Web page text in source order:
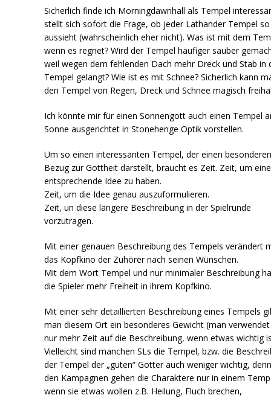
Sicherlich finde ich Morningdawnhall als Tempel
stellt sich sofort die Frage, ob jeder Lathander Tempel so
aussieht (wahrscheinlich eher nicht). Was ist mit dem
wenn es regnet? Wird der Tempel häufiger sauber
weil wegen dem fehlenden Dach mehr Dreck und Stab in
Tempel gelangt? Wie ist es mit Schnee? Sicherlich kann
den Tempel von Regen, Dreck und Schnee magisch
Ich könnte mir für einen Sonnengott auch einen Tempel
Sonne ausgerichtet in Stonehenge Optik vorstellen.
Um so einen interessanten Tempel, der einen
Bezug zur Gottheit darstellt, braucht es Zeit. Zeit, um eine
entsprechende Idee zu haben.
Zeit, um die Idee genau auszuformulieren.
Zeit, un diese längere Beschreibung in der Spielrunde
vorzutragen.
Mit einer genauen Beschreibung des Tempels verändert
das Kopfkino der Zuhörer nach seinen Wünschen.
Mit dem Wort Tempel und nur minimaler Beschreibung
die Spieler mehr Freiheit in ihrem Kopfkino.
Mit einer sehr detaillierten Beschreibung eines Tempels
man diesem Ort ein besonderes Gewicht (man
nur mehr Zeit auf die Beschreibung, wenn etwas wichtig
Vielleicht sind manchen SLs die Tempel, bzw. die
der Tempel der „guten“ Götter auch weniger wichtig,
den Kampagnen gehen die Charaktere nur in einem
wenn sie etwas wollen z.B. Heilung, Fluch brechen,